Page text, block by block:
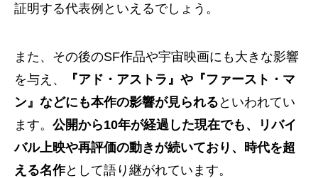
証明する代表例といえるでしょう。
また、その後のSF作品や宇宙映画にも大きな影響
を与え、
『アド・アストラ』や『ファースト・マ
ン』などにも本作の影響が見られる といわれてい
ます。 公開から10年が経過した現在でも、リバイ
バル上映や再評価の動きが続いており、時代を超
える名作として語り継がれています。